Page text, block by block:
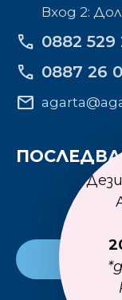
Вход 2:
phone 0882 529
phone 0887 26
mail